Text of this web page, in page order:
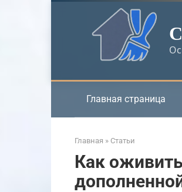
Главная страница
Главная » Статьи
Как